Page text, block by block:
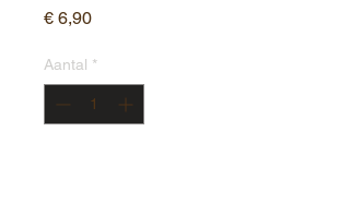
€ 6,90Prijs
Aantal *